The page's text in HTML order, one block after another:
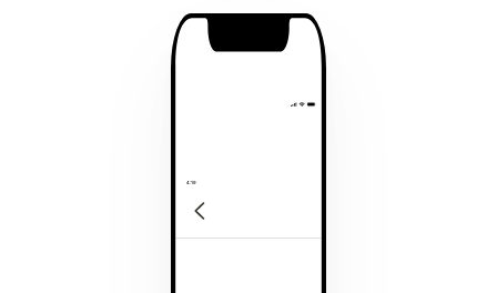
4:19